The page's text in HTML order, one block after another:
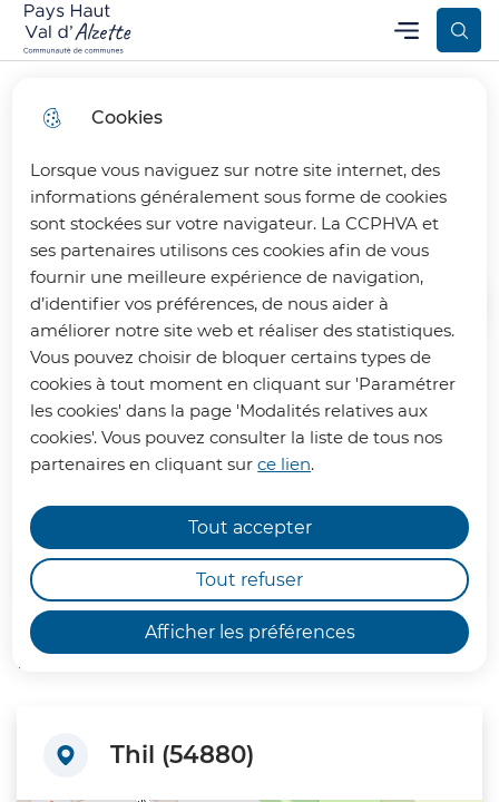
Cookies
Lorsque vous naviguez sur notre site internet, des
informations généralement sous forme de cookies
sont stockées sur votre navigateur. La CCPHVA et
ses partenaires utilisons ces cookies afin de vous
fournir une meilleure expérience de navigation,
d’identifier vos préférences, de nous aider à
améliorer notre site web et réaliser des statistiques.
Vous pouvez choisir de bloquer certains types de
cookies à tout moment en cliquant sur 'Paramétrer
les cookies' dans la page 'Modalités relatives aux
cookies'. Vous pouvez consulter la liste de tous nos
partenaires en cliquant surce lien.
Afficher les préférences
Tout accepter
Tout refuser
Aller
au
menu
principal
Consulter
le plan
du site
Communauté de Communes Pays Haut Val d’Alzette
Menu principal
Menu
Thil
Accueil
La commune de Thil (54) compte
1987 habitants. Son Maire est
Monsieur Stephan Brusco.
Localisation
Thil (54880)